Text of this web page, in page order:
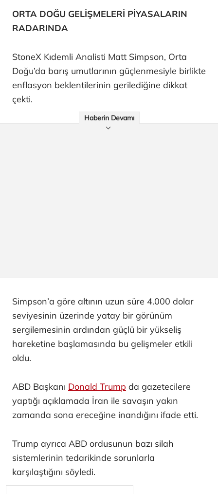
ORTA DOĞU GELİŞMELERİ PİYASALARIN
RADARINDA
StoneX Kıdemli Analisti Matt Simpson, Orta
Doğu’da barış umutlarının güçlenmesiyle birlikte
enflasyon beklentilerinin gerilediğine dikkat
çekti.
Haberin Devamı
Simpson’a göre altının uzun süre 4.000 dolar
seviyesinin üzerinde yatay bir görünüm
sergilemesinin ardından güçlü bir yükseliş
hareketine başlamasında bu gelişmeler etkili
oldu.
ABD Başkanı Donald Trump da gazetecilere
yaptığı açıklamada İran ile savaşın yakın
zamanda sona ereceğine inandığını ifade etti.
Trump ayrıca ABD ordusunun bazı silah
sistemlerinin tedarikinde sorunlarla
karşılaştığını söyledi.